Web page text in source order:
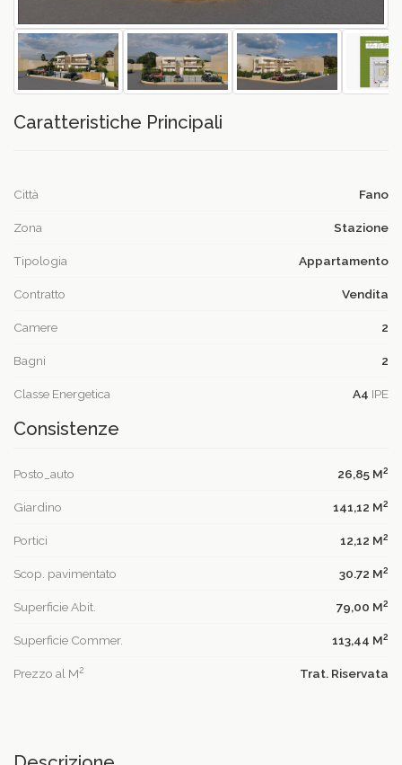
Caratteristiche Principali
Città Fano
Zona Stazione
Tipologia Appartamento
Contratto Vendita
Camere 2
Bagni 2
Classe Energetica A4 IPE
Consistenze
Posto_auto 26,85 M2
Giardino 141,12 M2
Portici 12,12 M2
Scop. pavimentato 30.72 M2
Superficie Abit. 79,00 M2
Superficie Commer. 113,44 M2
Prezzo al M2 Trat. Riservata